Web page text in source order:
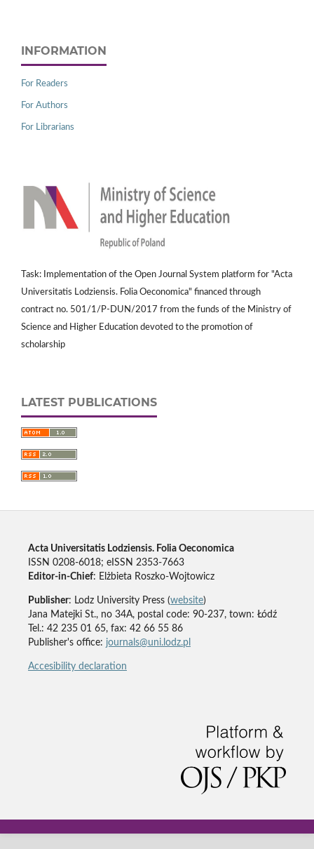
INFORMATION
For Readers
For Authors
For Librarians
Task: Implementation of the Open Journal System platform for "Acta
Universitatis Lodziensis. Folia Oeconomica" financed through
contract no. 501/1/P-DUN/2017 from the funds of the Ministry of
Science and Higher Education devoted to the promotion of
scholarship
LATEST PUBLICATIONS
Acta Universitatis Lodziensis. Folia Oeconomica
ISSN 0208-6018; eISSN 2353-7663
Editor-in-Chief: Elżbieta Roszko-Wojtowicz
Publisher: Lodz University Press (website)
Jana Matejki St., no 34A, postal code: 90-237, town: Łódź
Tel.: 42 235 01 65, fax: 42 66 55 86
Publisher's office: journals@uni.lodz.pl
Accesibility declaration